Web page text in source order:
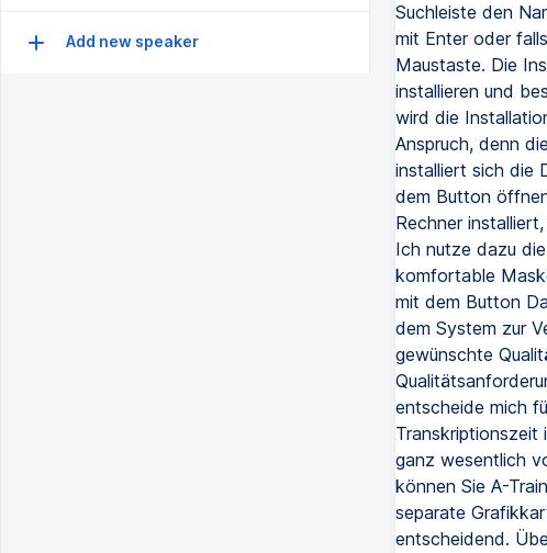
Add new speaker
Suchleiste den
mit Enter oder
Maustaste. Die
installieren und
wird die
Anspruch, denn
installiert sich die
dem Button
Rechner
Ich nutze dazu
komfortable
mit dem Button
dem System zur
gewünschte
entscheide mich
Transkriptionszeit
ganz wesentlich
können Sie A-
separate
entscheidend.